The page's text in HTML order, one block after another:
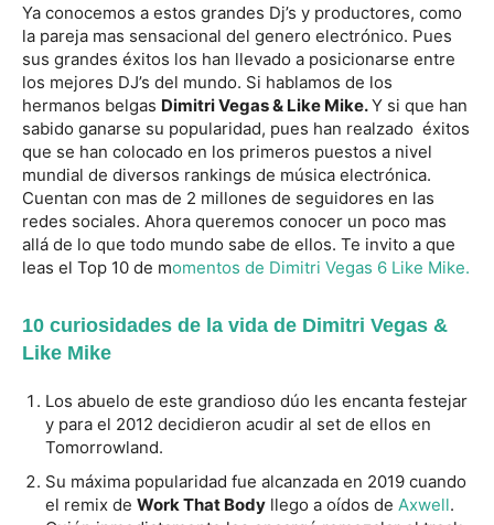
Ya conocemos a estos grandes Dj’s y productores, como
la pareja mas sensacional del genero electrónico. Pues
sus grandes éxitos los han llevado a posicionarse entre
los mejores DJ’s del mundo. Si hablamos de los
hermanos belgas Dimitri Vegas & Like Mike.Y si que han
sabido ganarse su popularidad, pues han realzado éxitos
que se han colocado en los primeros puestos a nivel
mundial de diversos rankings de música electrónica.
Cuentan con mas de 2 millones de seguidores en las
redes sociales. Ahora queremos conocer un poco mas
allá de lo que todo mundo sabe de ellos. Te invito a que
leas el Top 10 de momentos de Dimitri Vegas 6 Like Mike.
10 curiosidades de la vida de Dimitri Vegas &
Like Mike
Los abuelo de este grandioso dúo les encanta festejar
y para el 2012 decidieron acudir al set de ellos en
Tomorrowland.
Su máxima popularidad fue alcanzada en 2019 cuando
el remix de Work That Body llego a oídos de Axwell.